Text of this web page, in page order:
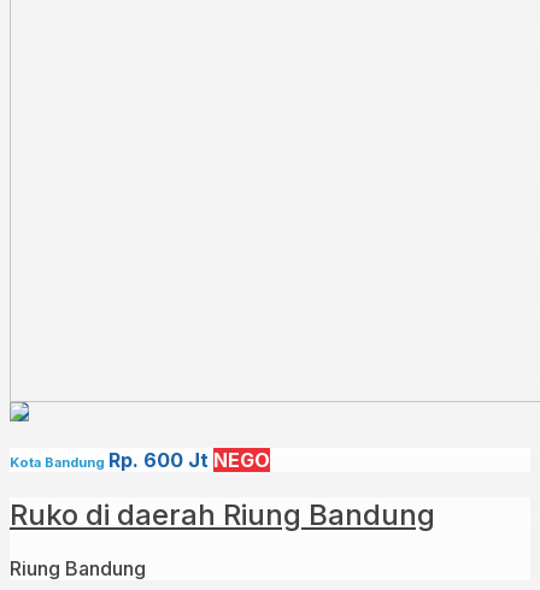
Kota Bandung Rp. 600 Jt NEGO
Ruko di daerah Riung Bandung⁣
Riung Bandung⁣